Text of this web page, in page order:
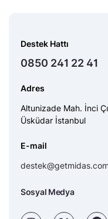
Destek Hattı
0850 241 22 41
Adres
Altunizade Mah. İnci
Üsküdar İstanbul
E-mail
destek@getmidas.com
Sosyal Medya